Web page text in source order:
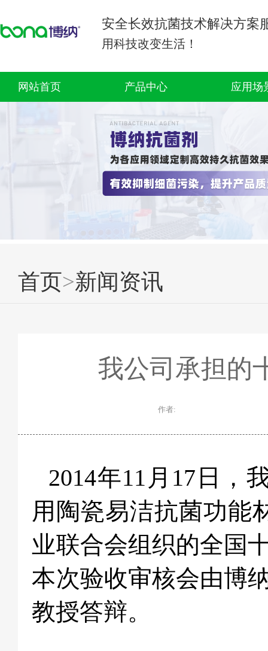
安全长效抗菌技术解决方案
用科技改变生活！
网站首页 产品中心 应用场
首页>新闻资讯
我公司承担的
作者:
2014年11月17日，
用陶瓷易洁抗菌功能
业联合会组织的全国
本次验收审核会由博
教授答辩。